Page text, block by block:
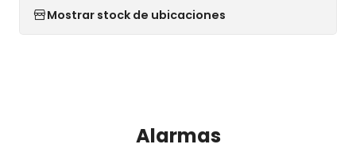
Mostrar stock de ubicaciones
Alarmas